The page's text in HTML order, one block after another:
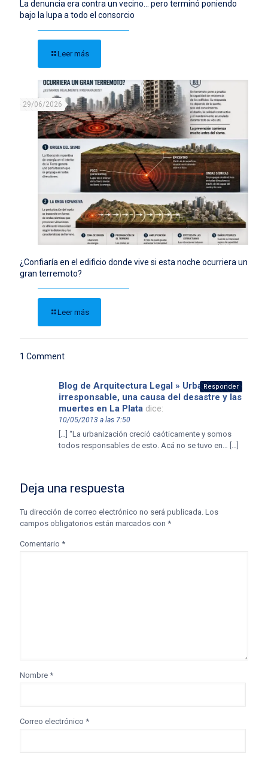
La denuncia era contra un vecino… pero terminó poniendo
bajo la lupa a todo el consorcio
Leer más
29/06/2026
¿Confiaría en el edificio donde vive si esta noche ocurriera un
gran terremoto?
Leer más
1 Comment
Blog de Arquitectura Legal » Urbanización
irresponsable, una causa del desastre y las
muertes en La Plata dice:
10/05/2013 a las 7:50
[…] “La urbanización creció caóticamente y somos
todos responsables de esto. Acá no se tuvo en… […]
Responder
Deja una respuesta
Tu dirección de correo electrónico no será publicada. Los
campos obligatorios están marcados con *
Comentario *
Nombre *
Correo electrónico *